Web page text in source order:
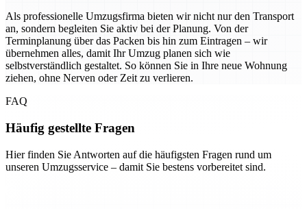
Als professionelle Umzugsfirma bieten wir nicht nur den Transport
an, sondern begleiten Sie aktiv bei der Planung. Von der
Terminplanung über das Packen bis hin zum Eintragen – wir
übernehmen alles, damit Ihr Umzug planen sich wie
selbstverständlich gestaltet. So können Sie in Ihre neue Wohnung
ziehen, ohne Nerven oder Zeit zu verlieren.
FAQ
Häufig gestellte Fragen
Hier finden Sie Antworten auf die häufigsten Fragen rund um
unseren Umzugsservice – damit Sie bestens vorbereitet sind.